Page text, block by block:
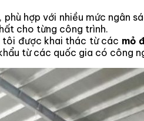
hợp với nhiều mức ngân
cho từng công trình.
tôi được khai thác từ các mỏ
từ các quốc gia có công